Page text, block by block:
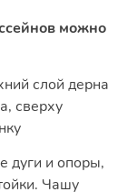
можно
слой дерна
сверху
дуги и опоры,
Чашу